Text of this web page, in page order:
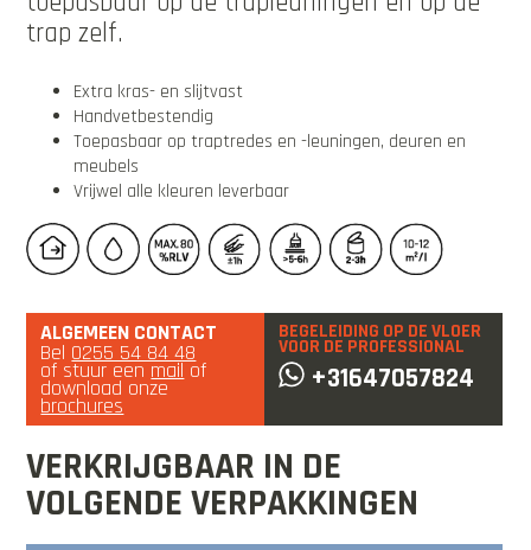
trap zelf.
Extra kras- en slijtvast
Handvetbestendig
Toepasbaar op traptredes en -leuningen, deuren en
meubels
Vrijwel alle kleuren leverbaar
ALGEMEEN CONTACT
Bel 0255 54 84 48
of stuur eenmailof
download onze
brochures
BEGELEIDING OP DE VLOER
VOOR DE PROFESSIONAL
+31647057824
VERKRIJGBAAR IN DE
VOLGENDE VERPAKKINGEN